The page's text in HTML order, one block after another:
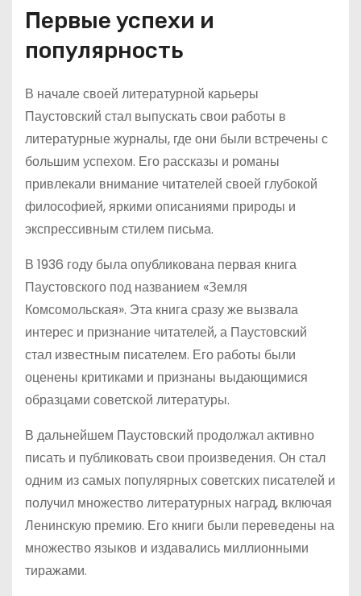
Первые успехи и
популярность
В начале своей литературной карьеры
Паустовский стал выпускать свои работы в
литературные журналы, где они были встречены с
большим успехом. Его рассказы и романы
привлекали внимание читателей своей глубокой
философией, яркими описаниями природы и
экспрессивным стилем письма.
В 1936 году была опубликована первая книга
Паустовского под названием «Земля
Комсомольская». Эта книга сразу же вызвала
интерес и признание читателей, а Паустовский
стал известным писателем. Его работы были
оценены критиками и признаны выдающимися
образцами советской литературы.
В дальнейшем Паустовский продолжал активно
писать и публиковать свои произведения. Он стал
одним из самых популярных советских писателей и
получил множество литературных наград, включая
Ленинскую премию. Его книги были переведены на
множество языков и издавались миллионными
тиражами.